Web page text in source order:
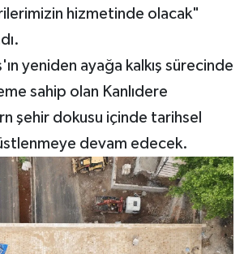
hizmetinde olacak"
yeniden ayağa kalkış sürecinde
sahip olan Kanlıdere
şehir dokusu içinde tarihsel
devam edecek.